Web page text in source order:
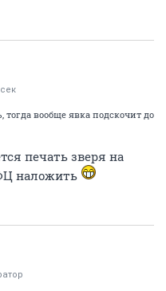
тогда вообще явка подскочит до
печать зверя на
наложить